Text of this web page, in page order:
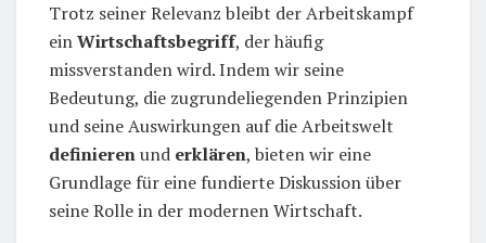
Trotz seiner Relevanz bleibt der Arbeitskampf
einWirtschaftsbegriff, der häufig
missverstanden wird. Indem wir seine
Bedeutung, die zugrundeliegenden Prinzipien
und seine Auswirkungen auf die Arbeitswelt
definierenund erklären, bieten wir eine
Grundlage für eine fundierte Diskussion über
seine Rolle in der modernen Wirtschaft.